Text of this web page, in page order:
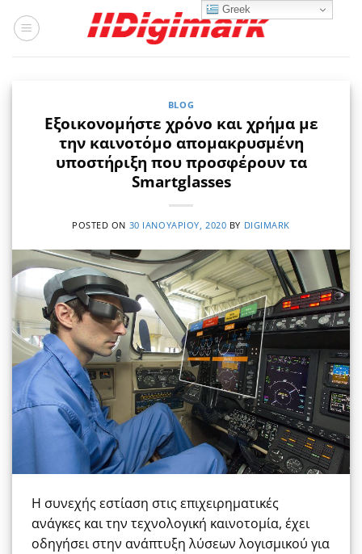
στο
BLOG
Εξοικονομήστε χρόνο και χρήμα με
την καινοτόμο απομακρυσμένη
υποστήριξη που προσφέρουν τα
Smartglasses
POSTED ON 30 ΙΑΝΟΥΑΡΊΟΥ, 2020 BY DIGIMARK
Η συνεχής εστίαση στις επιχειρηματικές
ανάγκες και την τεχνολογική καινοτομία, έχει
οδηγήσει στην ανάπτυξη λύσεων λογισμικού για
Greek